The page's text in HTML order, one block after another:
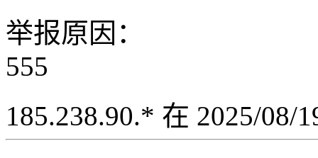
举报原因：
555
185.238.90.* 在 2025/08/